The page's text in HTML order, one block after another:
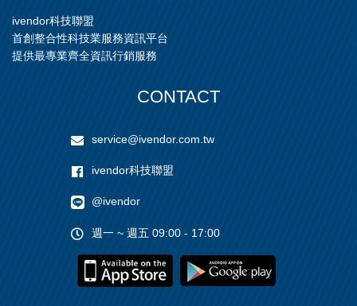
ivendor科技聯盟
首創整合性科技業服務資訊平台
提供最專業齊全資訊行銷服務
CONTACT
service@ivendor.com.tw
ivendor科技聯盟
@ivendor
週一 ~ 週五 09:00 - 17:00